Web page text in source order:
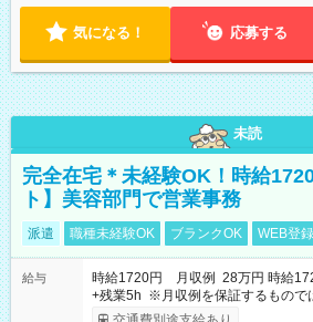
気になる！ 応募する
未読
完全在宅＊未経験OK！時給
ト】美容部門で営業事務
派遣 職種未経験OK ブランクOK WEB登
給与
時給1720円 月収例 28万円 時給
+残業5h ※月収例を保証するもので
取りサービス利用可（利用条件有）